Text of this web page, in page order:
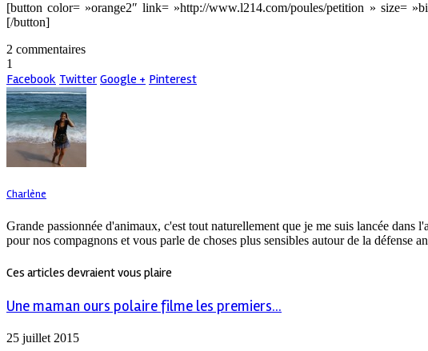
[button color= »orange2″ link= »http://www.l214.com/poules/petition » size=
[/button]
2 commentaires
1
Facebook Twitter Google + Pinterest
Charlène
Grande passionnée d'animaux, c'est tout naturellement que je me suis lancée
pour nos compagnons et vous parle de choses plus sensibles autour de la défense
Ces articles devraient vous plaire
Une maman ours polaire filme les premiers...
25 juillet 2015